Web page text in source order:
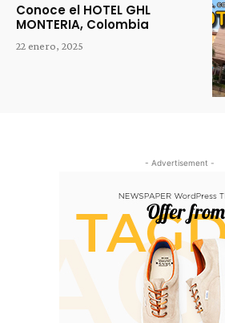
Conoce el HOTEL GHL
MONTERIA, Colombia
22 enero, 2025
- Advertisement -